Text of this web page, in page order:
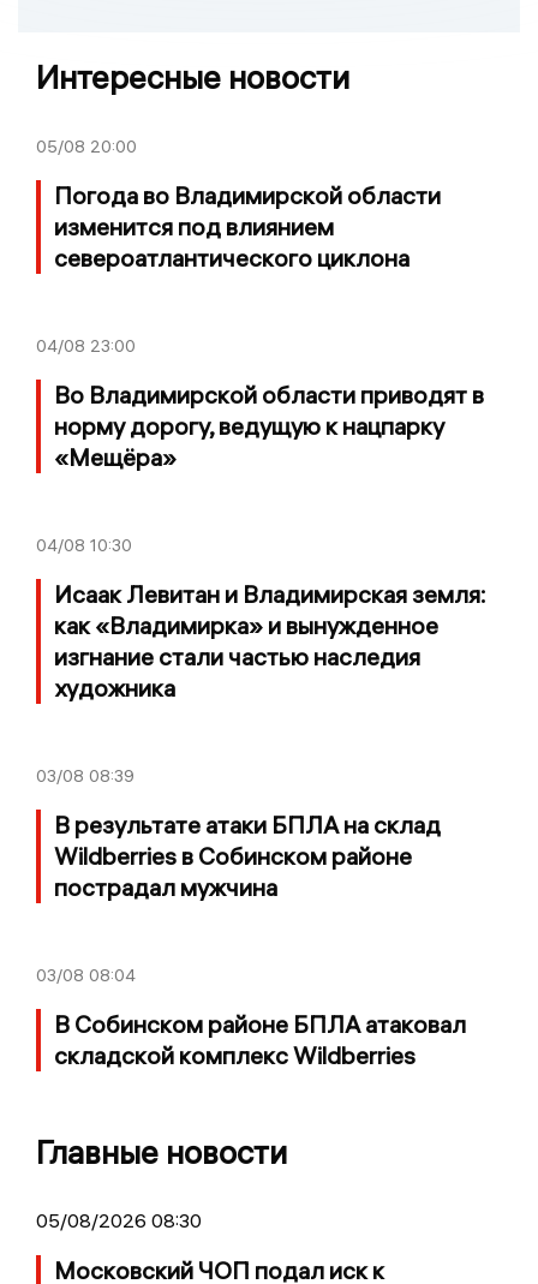
Интересные новости
05/08 20:00
Погода во Владимирской области
изменится под влиянием
североатлантического циклона
04/08 23:00
Во Владимирской области приводят в
норму дорогу, ведущую к нацпарку
«Мещёра»
04/08 10:30
Исаак Левитан и Владимирская земля:
как «Владимирка» и вынужденное
изгнание стали частью наследия
художника
03/08 08:39
В результате атаки БПЛА на склад
Wildberries в Собинском районе
пострадал мужчина
03/08 08:04
В Собинском районе БПЛА атаковал
складской комплекс Wildberries
Главные новости
05/08/2026 08:30
Московский ЧОП подал иск к